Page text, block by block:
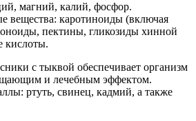
магний, калий, фосфор.
вещества: каротиноиды (включая
пектины, гликозиды хинной
кислоты.
с тыквой обеспечивает организм
и лечебным эффектом.
ртуть, свинец, кадмий, а также